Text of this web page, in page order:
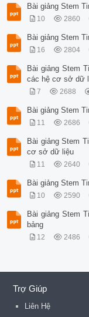
Bài giảng Stem
10 2860
Bài giảng Stem
16 2804
Bài giảng Stem
các hệ cơ sở dữ
7 2688
Bài giảng Stem
11 2686
Bài giảng Stem
cơ sở dữ liệu
11 2640
Bài giảng Stem
10 2590
Bài giảng Stem
bảng
12 2486
Trợ Giúp
Liên Hệ